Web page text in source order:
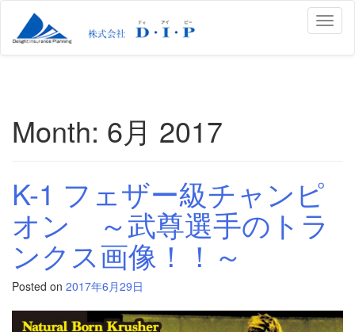
Month: 6月 2017
K-1 フェザー級チャンピ
オン ～武尊選手のトラ
ンクス画像！！～
Posted on 2017年6月29日